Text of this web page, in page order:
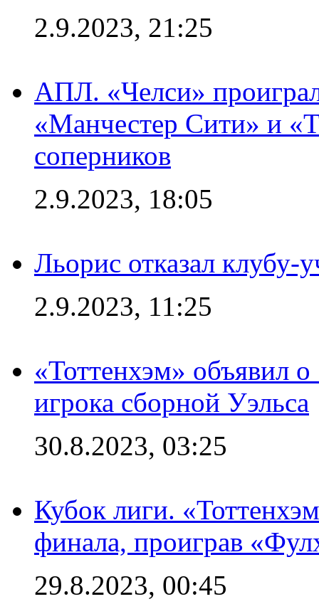
2.9.2023, 21:25
АПЛ. «Челси»
«Манчестер Сити» и
соперников
2.9.2023, 18:05
Льорис отказал клубу-
2.9.2023, 11:25
«Тоттенхэм» объявил
игрока сборной Уэльса
30.8.2023, 03:25
Кубок лиги.
финала, проиграв
29.8.2023, 00:45